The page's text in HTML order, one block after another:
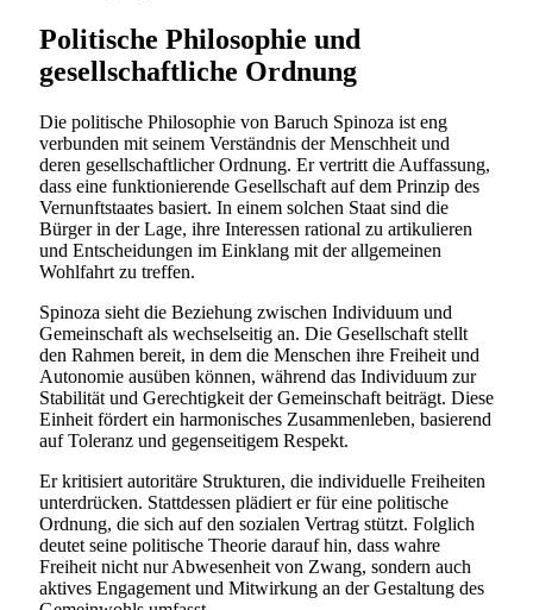
Politische Philosophie und
gesellschaftliche Ordnung
Die politische Philosophie von Baruch Spinoza ist eng
verbunden mit seinem Verständnis der Menschheit und
deren gesellschaftlicher Ordnung. Er vertritt die Auffassung,
dass eine funktionierende Gesellschaft auf dem Prinzip des
Vernunftstaates basiert. In einem solchen Staat sind die
Bürger in der Lage, ihre Interessen rational zu artikulieren
und Entscheidungen im Einklang mit der allgemeinen
Wohlfahrt zu treffen.
Spinoza sieht die Beziehung zwischen Individuum und
Gemeinschaft als wechselseitig an. Die Gesellschaft stellt
den Rahmen bereit, in dem die Menschen ihre Freiheit und
Autonomie ausüben können, während das Individuum zur
Stabilität und Gerechtigkeit der Gemeinschaft beiträgt. Diese
Einheit fördert ein harmonisches Zusammenleben, basierend
auf Toleranz und gegenseitigem Respekt.
Er kritisiert autoritäre Strukturen, die individuelle Freiheiten
unterdrücken. Stattdessen plädiert er für eine politische
Ordnung, die sich auf den sozialen Vertrag stützt. Folglich
deutet seine politische Theorie darauf hin, dass wahre
Freiheit nicht nur Abwesenheit von Zwang, sondern auch
aktives Engagement und Mitwirkung an der Gestaltung des